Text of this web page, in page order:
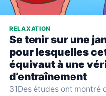
RELAXATION
Se tenir sur une
pour lesquelles
équivaut à une
d’entraînement
31Des études ont montré